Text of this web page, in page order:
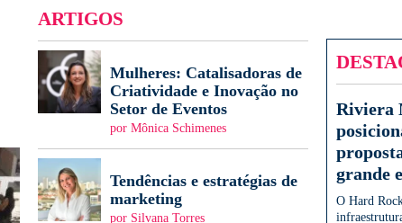
ARTIGOS
Mulheres: Catalisadoras de
Criatividade e Inovação no
Setor de Eventos
por Mônica Schimenes
Tendências e estratégias de
marketing
por Silvana Torres
Riviera
grande
O Hard